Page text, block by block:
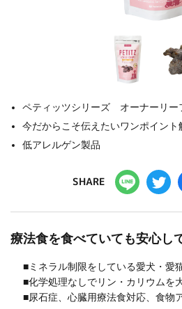
ペティッツシリーズ オーナーリー
今だからこそ伝えたいワンポイン
低アレルゲン製品
SHARE
療法食を食べていても安心し
■ミネラル制限をしている愛犬・愛
■化学処理なしでリン・カリウムを
■尿石症、心臓用療法食対応、食物